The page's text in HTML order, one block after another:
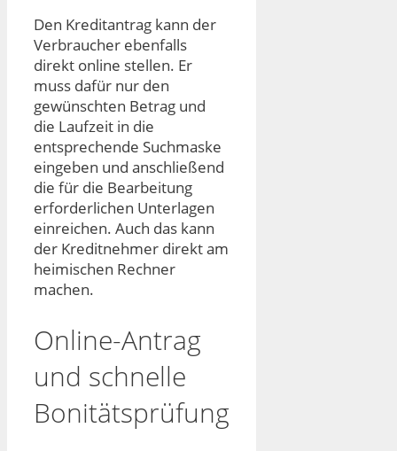
Den Kreditantrag kann der
Verbraucher ebenfalls
direkt online stellen. Er
muss dafür nur den
gewünschten Betrag und
die Laufzeit in die
entsprechende Suchmaske
eingeben und anschließend
die für die Bearbeitung
erforderlichen Unterlagen
einreichen. Auch das kann
der Kreditnehmer direkt am
heimischen Rechner
machen.
Online-Antrag
und schnelle
Bonitätsprüfung